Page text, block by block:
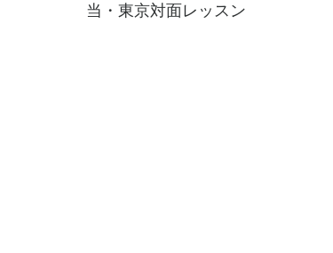
当・東京対面レッスン